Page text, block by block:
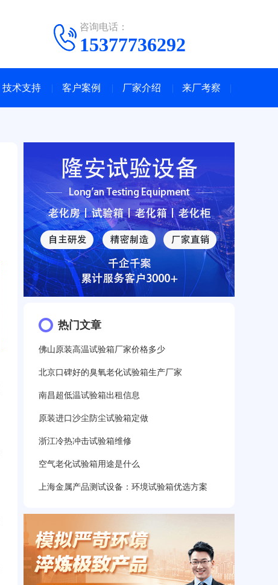
咨询电话：
15377736292
技术支持 客户案例 厂家介绍 来厂考察
热门文章
佛山原装高温试验箱厂家价格多少
北京口碑好的臭氧老化试验箱生产厂家
南昌超低温试验箱出租信息
原装进口沙尘防尘试验箱定做
浙江冷热冲击试验箱维修
空气老化试验箱用途是什么
上海金属产品测试设备：环境试验箱优选方案